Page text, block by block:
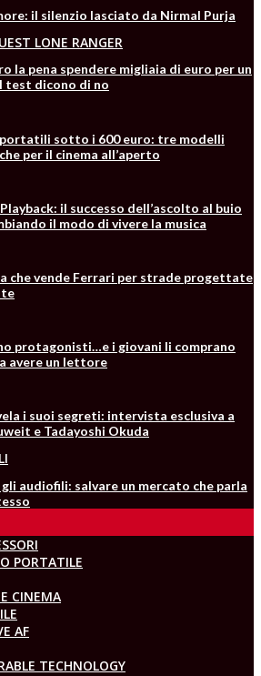
il silenzio lasciato da Nirmal Purja
la pena spendere migliaia di euro per un
I test dicono di no
sotto i 600 euro: tre modelli
per il cinema all’aperto
il successo dell’ascolto al buio
il modo di vivere la musica
che vende Ferrari per strade progettate
protagonisti…e i giovani li comprano
avere un lettore
i suoi segreti: intervista esclusiva a
e Tadayoshi Okuda
gli audiofili: salvare un mercato che parla
PORTATILE
CINEMA
AF
TECHNOLOGY